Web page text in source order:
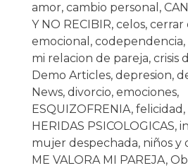
amor, cambio personal ,
Y NO RECIBIR, celos, cerrar
emocional , codependencia,
mi relacion de pareja, crisis
Demo Articles, depresion,
News, divorcio, emociones,
ESQUIZOFRENIA, felicidad ,
HERIDAS PSICOLOGICAS,
mujer despechada, niños y
ME VALORA MI PAREJA,